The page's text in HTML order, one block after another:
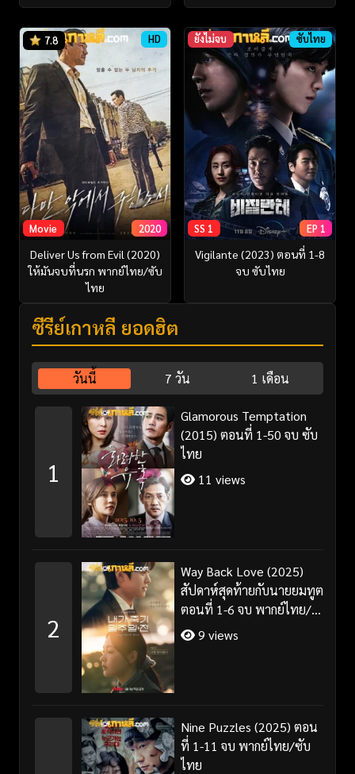
7.8 HD
Movie 2020
Deliver Us from Evil (2020)
ให้มันจบที่นรก พากย์ไทย/ซับ
ไทย
ยังไม่จบ ซับไทย
SS 1 EP 1
Vigilante (2023) ตอนที่ 1-8
จบ ซับไทย
ซีรี่ย์เกาหลี ยอดฮิต
วันนี้ 7 วัน 1 เดือน
1
Glamorous Temptation
(2015) ตอนที่ 1-50 จบ ซับ
ไทย
11 views
2
Way Back Love (2025)
สัปดาห์สุดท้ายกับนายยมทูต
ตอนที่ 1-6 จบ พากย์ไทย/
ซับไทย
9 views
Nine Puzzles (2025) ตอน
ที่ 1-11 จบ พากย์ไทย/ซับ
ไทย